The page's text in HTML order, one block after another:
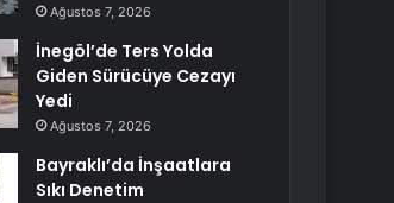
Ağustos 7, 2026
İnegöl’de Ters Yolda
Giden Sürücüye Cezayı
Yedi
Ağustos 7, 2026
Bayraklı’da İnşaatlara
Sıkı Denetim